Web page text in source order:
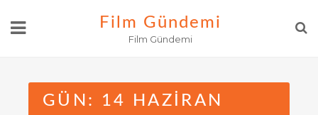
Film Gündemi
Film Gündemi
GÜN: 14 HAZIRAN